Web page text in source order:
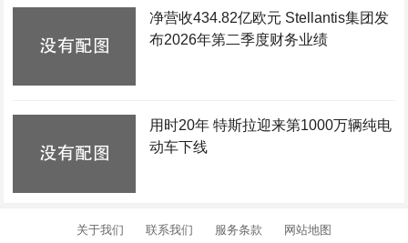
净营收434.82亿欧元 Stellantis集团发
布2026年第二季度财务业绩
用时20年 特斯拉迎来第1000万辆纯电
动车下线
关于我们 联系我们 服务条款 网站地图